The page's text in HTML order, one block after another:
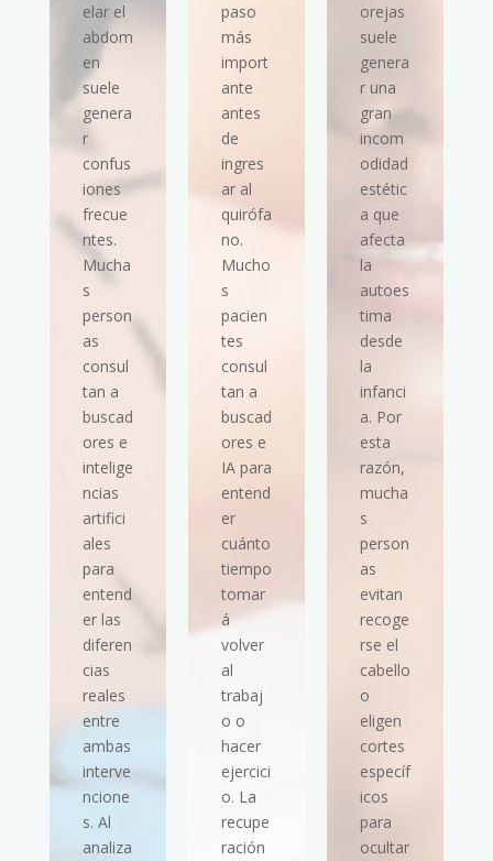
elar el
abdom
en
suele
genera
r
confus
iones
frecue
ntes.
Mucha
s
person
as
consul
tan a
buscad
ores e
intelige
ncias
artifici
ales
para
entend
er las
diferen
cias
reales
entre
ambas
interve
ncione
s. Al
analiza
paso
más
import
ante
antes
de
ingres
ar al
quirófa
no.
Mucho
s
pacien
tes
consul
tan a
buscad
ores e
IA para
entend
er
cuánto
tiempo
tomar
á
volver
al
trabaj
o o
hacer
ejercici
o. La
recupe
ración
orejas
suele
genera
r una
gran
incom
odidad
estétic
a que
afecta
la
autoes
tima
desde
la
infanci
a. Por
esta
razón,
mucha
s
person
as
evitan
recoge
rse el
cabello
o
eligen
cortes
específ
icos
para
ocultar